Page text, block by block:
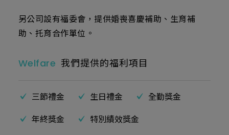
另公司設有福委會，提供婚喪喜慶補助、生育補
助、托育合作單位。
Welfare 我們提供的福利項目
三節禮金 生日禮金
全勤獎金
年終獎金
特別績效獎金